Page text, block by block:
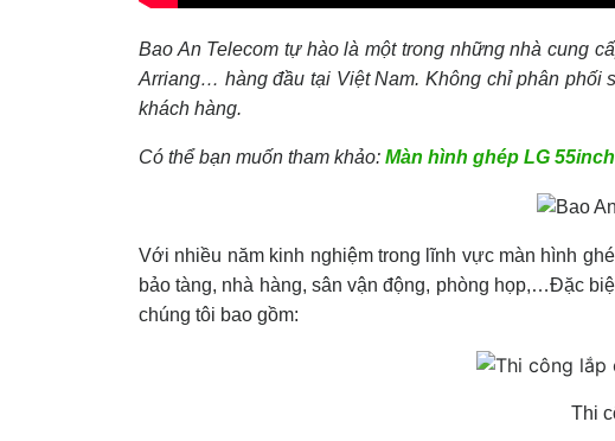
Bao An Telecom tự hào là một trong những nhà cung
Arriang… hàng đầu tại Việt Nam. Không chỉ phân phối
khách hàng.
Có thể bạn muốn tham khảo: Màn hình ghép LG
Với nhiều năm kinh nghiệm trong lĩnh vực màn hình
bảo tàng, nhà hàng, sân vận động, phòng họp,…Đặc
chúng tôi bao gồm:
Thi